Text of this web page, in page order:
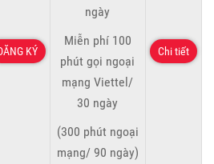
KÝ
ngày
Miễn phí 100
phút gọi ngoại
mạng Viettel/
30 ngày
(300 phút ngoại
mạng/ 90 ngày)
Chi tiết